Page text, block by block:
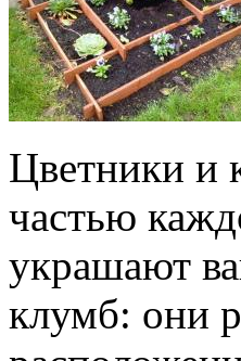
Цветники и
частью
украшают
клумб: они